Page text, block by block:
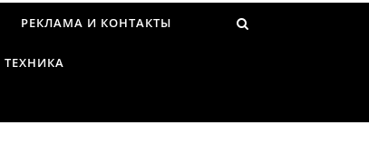
РЕКЛАМА И КОНТАКТЫ
ТЕХНИКА